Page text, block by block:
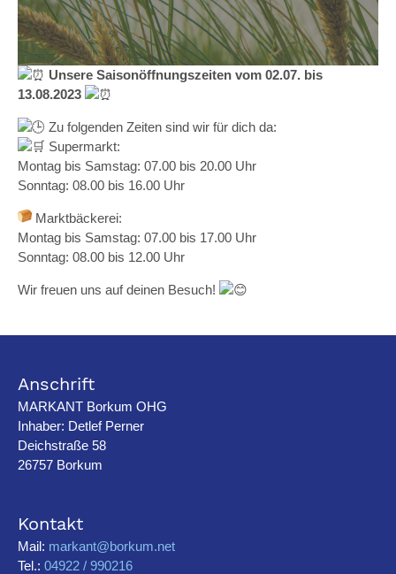
Unsere Saisonöffnungszeiten vom 02.07. bis
13.08.2023
Zu folgenden Zeiten sind wir für dich da:
Supermarkt:
Montag bis Samstag: 07.00 bis 20.00 Uhr
Sonntag: 08.00 bis 16.00 Uhr
Marktbäckerei:
Montag bis Samstag: 07.00 bis 17.00 Uhr
Sonntag: 08.00 bis 12.00 Uhr
Wir freuen uns auf deinen Besuch!
Anschrift
MARKANT Borkum OHG
Inhaber: Detlef Perner
Deichstraße 58
26757 Borkum
Kontakt
Mail: markant@borkum.net
Tel.: 04922 / 990216